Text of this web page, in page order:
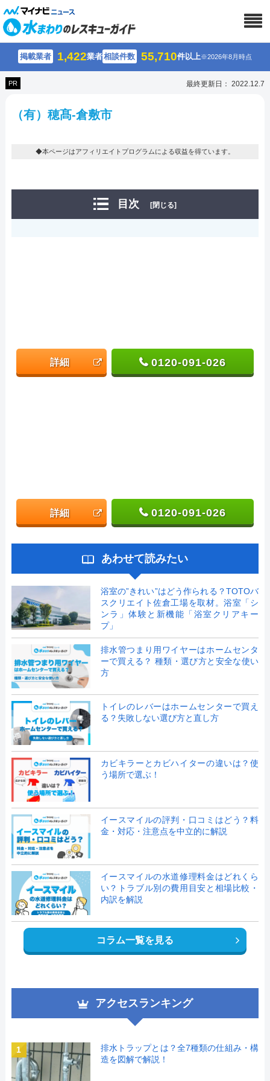
掲載業者 1,422業者相談件数 55,710件以上※2026年8月時点
PR 最終更新日： 2022.12.7
（有）穂髙-倉敷市
◆本ページはアフィリエイトプログラムによる収益を得ています。
目次 [閉じる]
詳細 0120-091-026
詳細 0120-091-026
あわせて読みたい
浴室の”きれい”はどう作られる？TOTOバ
スクリエイト佐倉工場を取材。浴室「シ
ンラ」体験と新機能「浴室クリアキー
プ」
排水管つまり用ワイヤーはホームセンタ
ーで買える？ 種類・選び方と安全な使い
方
トイレのレバーはホームセンターで買え
る？失敗しない選び方と直し方
カビキラーとカビハイターの違いは？使
う場所で選ぶ！
イースマイルの評判・口コミはどう？料
金・対応・注意点を中立的に解説
イースマイルの水道修理料金はどれくら
い？トラブル別の費用目安と相場比較・
内訳を解説
コラム一覧を見る
アクセスランキング
1
排水トラップとは？全7種類の仕組み・構
造を図解で解説！